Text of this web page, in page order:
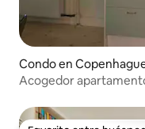
Condo en
Acogedor